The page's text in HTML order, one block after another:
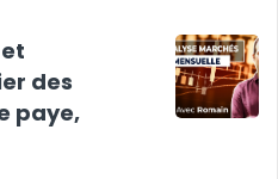
des
paye,